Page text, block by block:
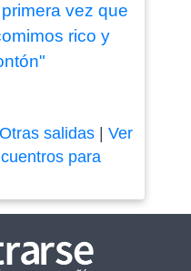
vez que
rico y
Otras salidas| Ver
para